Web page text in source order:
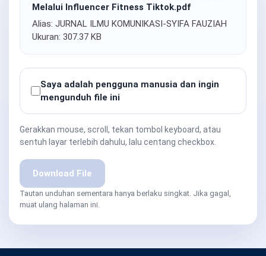
Melalui Influencer Fitness Tiktok.pdf
Alias: JURNAL ILMU KOMUNIKASI-SYIFA FAUZIAH
Ukuran: 307.37 KB
Saya adalah pengguna manusia dan ingin
mengunduh file ini
Gerakkan mouse, scroll, tekan tombol keyboard, atau
sentuh layar terlebih dahulu, lalu centang checkbox.
Download File
Tautan unduhan sementara hanya berlaku singkat. Jika gagal,
muat ulang halaman ini.